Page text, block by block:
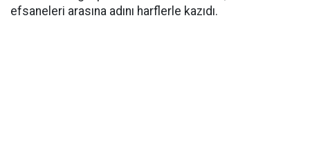
efsaneleri arasına adını harflerle kazıdı.